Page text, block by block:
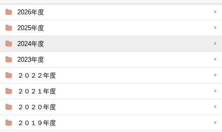
2026年度
2025年度
2024年度
2023年度
２０２２年度
２０２１年度
２０２０年度
２０１９年度